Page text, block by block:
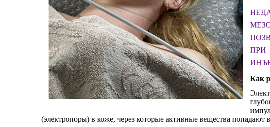
Как
(электропоры) в коже, через которые активные вещества попадают